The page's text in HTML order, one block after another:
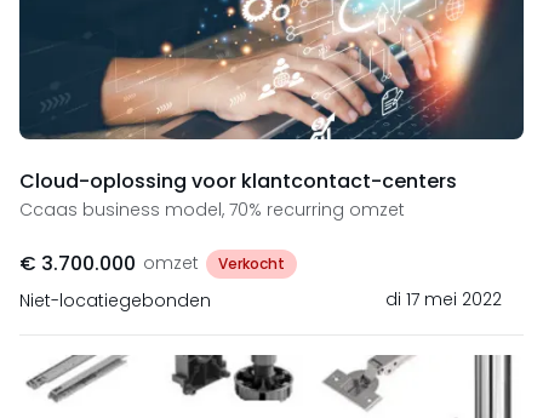
Cloud-oplossing voor klantcontact-centers
Ccaas business model, 70% recurring omzet
€ 3.700.000 omzet Verkocht
Niet-locatiegebonden di 17 mei 2022